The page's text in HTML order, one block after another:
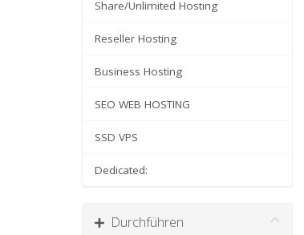
Share/Unlimited Hosting
Reseller Hosting
Business Hosting
SEO WEB HOSTING
SSD VPS
Dedicated:
Durchführen